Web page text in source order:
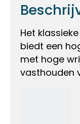
Het
biedt een
met hoge
vasthouden